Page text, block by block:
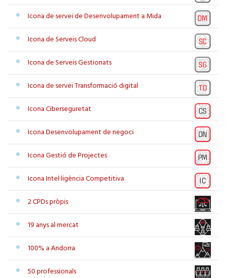
Icona de servei de Desenvolupament a Mida
Icona de Serveis Cloud
Icona de Serveis Gestionats
Icona de servei Transformació digital
Icona Ciberseguretat
Icona Desenvolupament de negoci
Icona Gestió de Projectes
Icona Intel·ligència Competitiva
2 CPDs pròpis
19 anys al mercat
100% a Andorra
50 professionals